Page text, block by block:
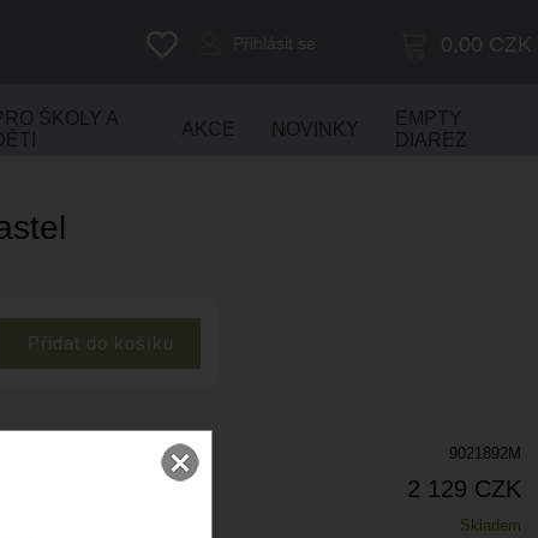
0,00 CZK
Přihlásit se
ŠKOLY A
AKCE NOVINKY
EMPTY
DIAREZ
9021892M
2 129 CZK
Skladem